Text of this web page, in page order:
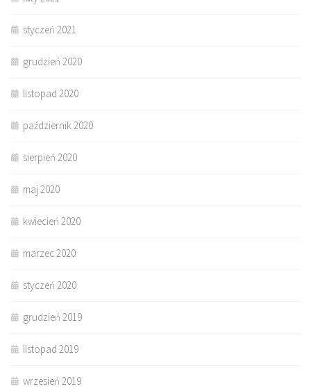
styczeń 2021
grudzień 2020
listopad 2020
październik 2020
sierpień 2020
maj 2020
kwiecień 2020
marzec 2020
styczeń 2020
grudzień 2019
listopad 2019
wrzesień 2019